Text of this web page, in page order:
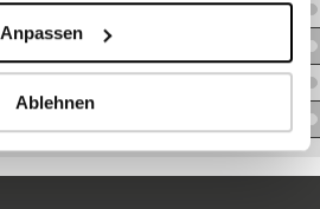
Anpassen
Ablehnen